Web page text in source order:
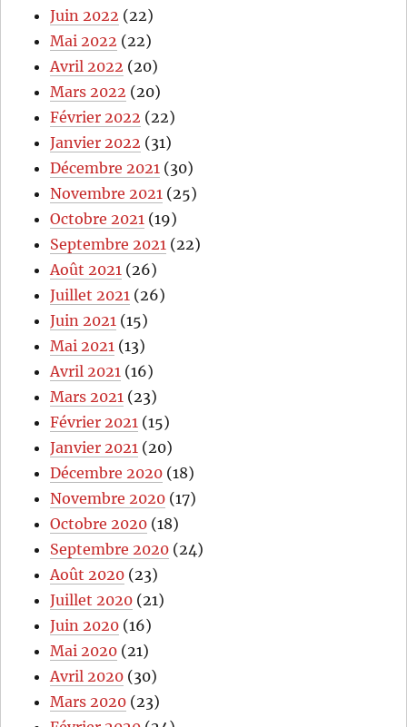
Juin 2022 (22)
Mai 2022 (22)
Avril 2022 (20)
Mars 2022 (20)
Février 2022 (22)
Janvier 2022 (31)
Décembre 2021 (30)
Novembre 2021 (25)
Octobre 2021 (19)
Septembre 2021 (22)
Août 2021 (26)
Juillet 2021 (26)
Juin 2021 (15)
Mai 2021 (13)
Avril 2021 (16)
Mars 2021 (23)
Février 2021 (15)
Janvier 2021 (20)
Décembre 2020 (18)
Novembre 2020 (17)
Octobre 2020 (18)
Septembre 2020 (24)
Août 2020 (23)
Juillet 2020 (21)
Juin 2020 (16)
Mai 2020 (21)
Avril 2020 (30)
Mars 2020 (23)